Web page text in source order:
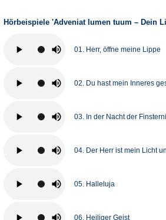
Hörbeispiele 'Adveniat lumen tuum – Dein
01. Herr, öffne meine Lippe
02. Du hast mein Inneres
03. In der Nacht der
04. Der Herr ist mein Licht
05. Halleluja
06. Heiliger Geist